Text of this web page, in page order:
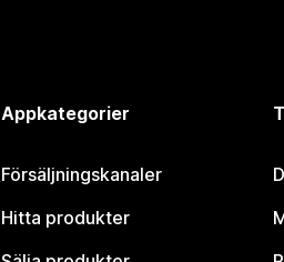
Appkategorier
Försäljningskanaler
Hitta produkter